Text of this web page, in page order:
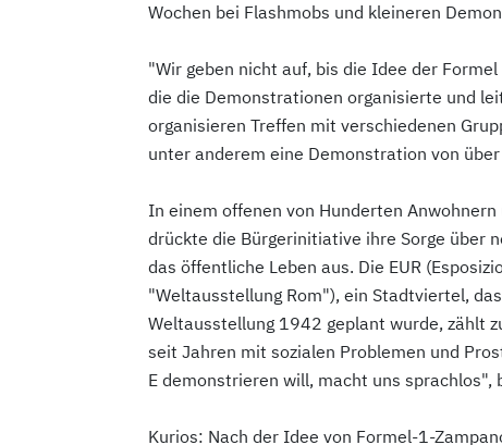
Wochen bei Flashmobs und kleineren
"Wir geben nicht auf, bis die Idee der
die die Demonstrationen organisierte und
organisieren Treffen mit verschiedenen
unter anderem eine Demonstration von
In einem offenen von Hunderten
drückte die Bürgerinitiative ihre Sorge über
das öffentliche Leben aus. Die EUR
"Weltausstellung Rom"), ein Stadtviertel,
Weltausstellung 1942 geplant wurde, zählt
seit Jahren mit sozialen Problemen und
E demonstrieren will, macht uns
Kurios: Nach der Idee von Formel-1-